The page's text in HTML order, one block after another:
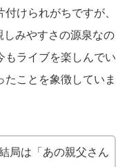
けられがちですが、
しみやすさの源泉なの
もライブを楽しんでい
ことを象徴していま
局は「あの親父さん